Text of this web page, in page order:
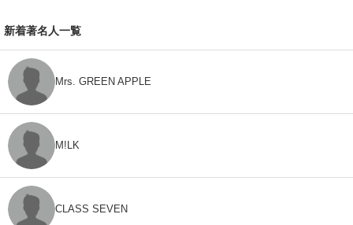
新着著名人一覧
Mrs. GREEN APPLE
M!LK
CLASS SEVEN